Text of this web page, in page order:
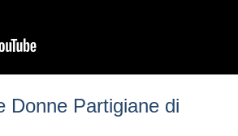
Donne Partigiane di